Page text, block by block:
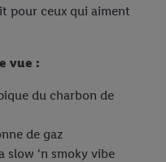
pour ceux qui aiment
vue :
du charbon de
de gaz
slow ‘n smoky vibe